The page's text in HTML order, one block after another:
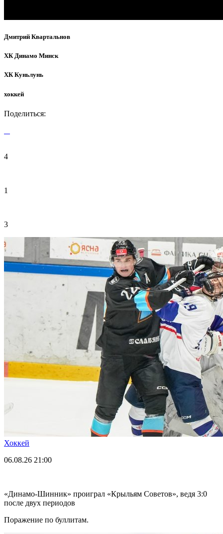
Дмитрий Квартальнов
ХК Динамо Минск
ХК Куньлунь
хоккей
Поделиться:
4
1
3
Хоккей
06.08.26 21:00
«Динамо-Шинник» проиграл «Крыльям Советов», ведя 3:0
после двух периодов
Поражение по буллитам.